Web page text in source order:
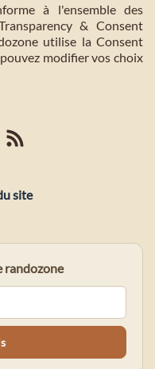
à l'ensemble des
& Consent
utilise la Consent
modifier vos choix
site
randozone